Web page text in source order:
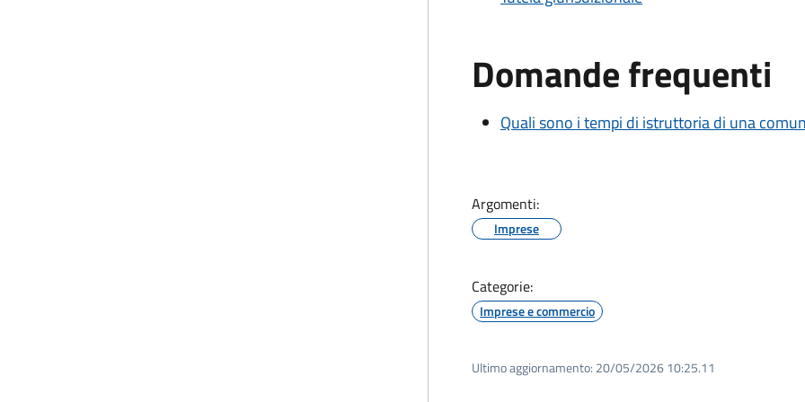
Domande frequenti
Quali sono i tempi di istruttoria di una
Argomenti:
Imprese
Categorie:
Imprese e commercio
Ultimo aggiornamento: 20/05/2026 10:25.11